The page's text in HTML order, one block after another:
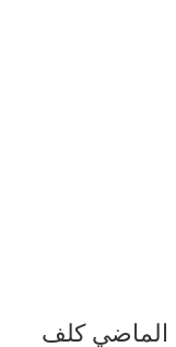
الماضي كلف